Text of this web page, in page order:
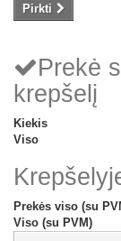
Pirkti
Prekė
krepšelį
Kiekis
Viso
Prekės viso (su
Viso (su PVM)